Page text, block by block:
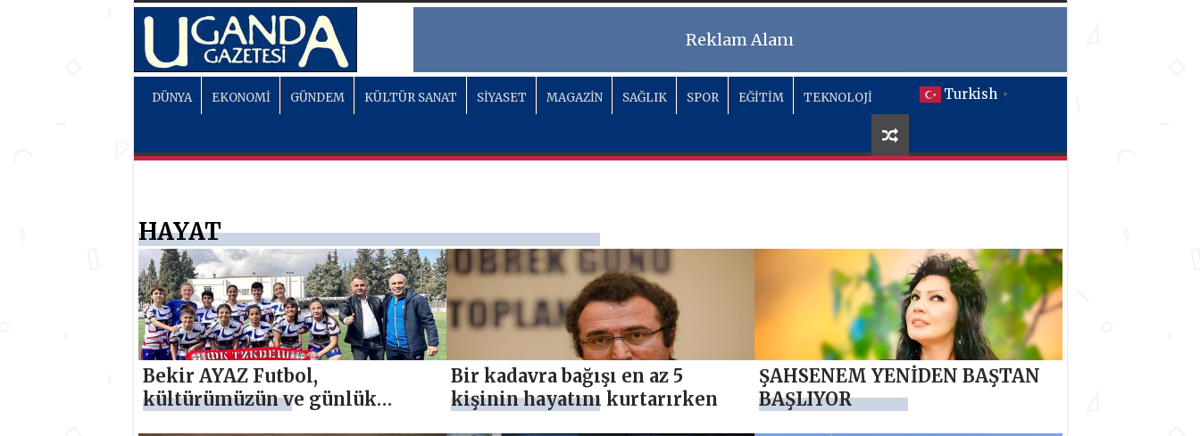
Reklam Alanı
Turkish ▼
DÜNYA EKONOMİ GÜNDEM KÜLTÜR SANAT SİYASET MAGAZİN SAĞLIK SPOR EĞİTİM TEKNOLOJİ
HAYAT
Bekir AYAZ Futbol,
kültürümüzün ve günlük
Bir kadavra bağışı en az 5
kişinin hayatını kurtarırken
ŞAHSENEM YENİDEN BAŞTAN
BAŞLIYOR